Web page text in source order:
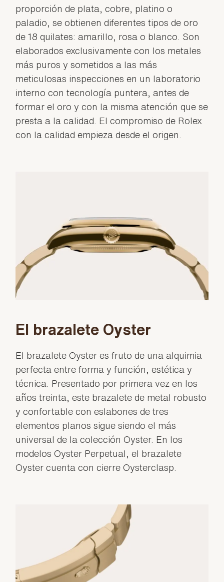
proporción de plata, cobre, platino o
paladio, se obtienen diferentes tipos de oro
de 18 quilates: amarillo, rosa o blanco. Son
elaborados exclusivamente con los metales
más puros y sometidos a las más
meticulosas inspecciones en un laboratorio
interno con tecnología puntera, antes de
formar el oro y con la misma atención que se
presta a la calidad. El compromiso de Rolex
con la calidad empieza desde el origen.
El brazalete Oyster
El brazalete Oyster es fruto de una alquimia
perfecta entre forma y función, estética y
técnica. Presentado por primera vez en los
años treinta, este brazalete de metal robusto
y confortable con eslabones de tres
elementos planos sigue siendo el más
universal de la colección Oyster. En los
modelos Oyster Perpetual, el brazalete
Oyster cuenta con cierre Oysterclasp.